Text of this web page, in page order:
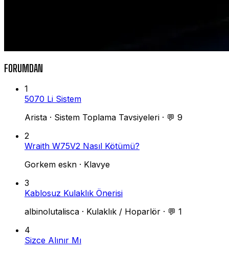
FORUMDAN
1
5070 Li Sistem
Arista · Sistem Toplama Tavsiyeleri · 💬 9
2
Wraith W75V2 Nasıl Kötümü?
Gorkem eskn · Klavye
3
Kablosuz Kulaklık Önerisi
albinolutalisca · Kulaklık / Hoparlör · 💬 1
4
Sizce Alınır Mı